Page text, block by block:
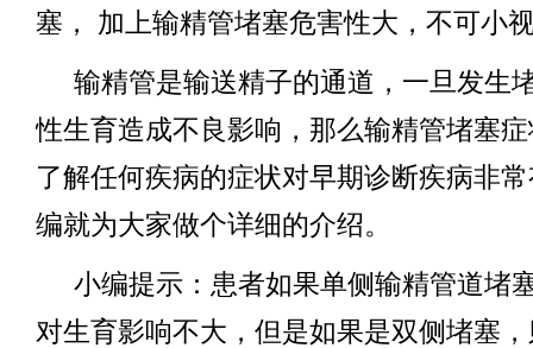
塞， 加上输精管堵塞危害性大，不可小
输精管是输送精子的通道，一旦发生
性生育造成不良影响，那么输精管堵塞
了解任何疾病的症状对早期诊断疾病非
编就为大家做个详细的介绍。
小编提示：患者如果单侧输精管道堵
对生育影响不大，但是如果是双侧堵塞